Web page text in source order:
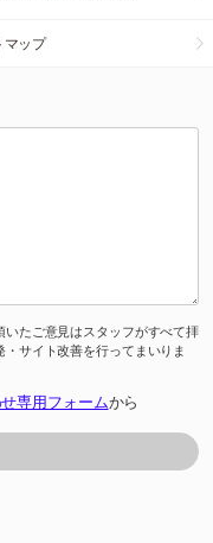
マップ
たご意見はスタッフがすべて拝
サイト改善を行ってまいりま
専用フォームから